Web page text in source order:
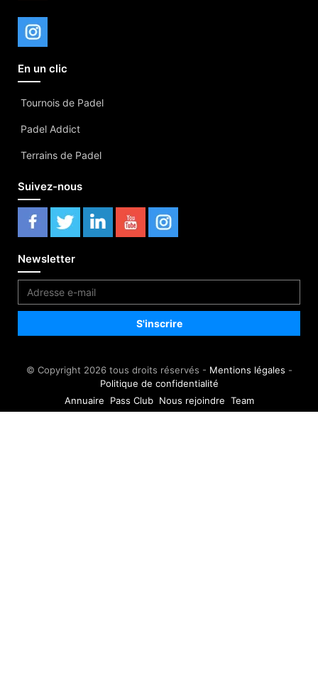
En un clic
Tournois de Padel
Padel Addict
Terrains de Padel
Suivez-nous
Newsletter
© Copyright 2026 tous droits réservés - Mentions légales -
Politique de confidentialité
Annuaire
Pass Club Nous rejoindre Team